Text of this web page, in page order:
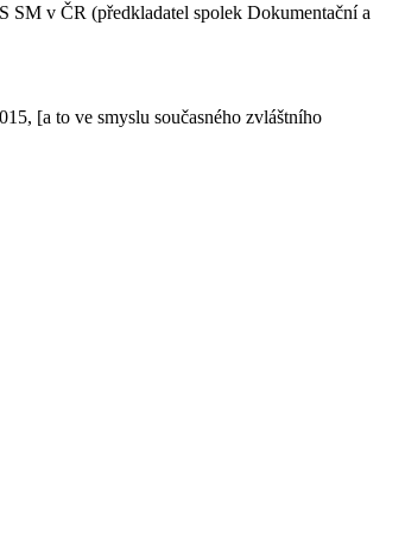
SM v ČR (předkladatel spolek Dokumentační a
[a to ve smyslu současného zvláštního